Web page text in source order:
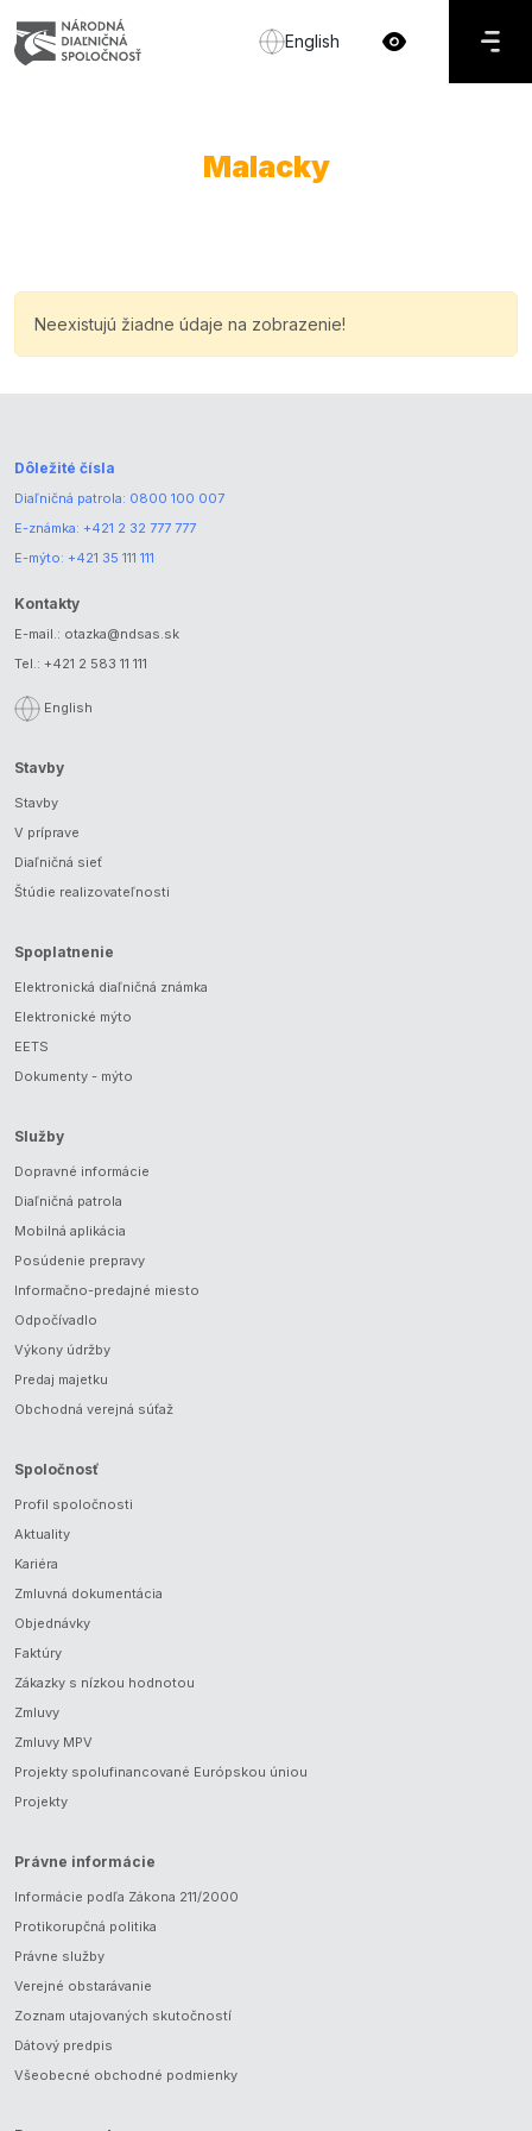
English
Malacky
Neexistujú žiadne údaje na zobrazenie!
Dôležité čísla
Diaľničná patrola: 0800 100 007
E-známka: +421 2 32 777 777
E-mýto: +421 35 111 111
Kontakty
E-mail.: otazka@ndsas.sk
Tel.: +421 2 583 11 111
English
Stavby
Stavby
V príprave
Diaľničná sieť
Štúdie realizovateľnosti
Spoplatnenie
Elektronická diaľničná známka
Elektronické mýto
EETS
Dokumenty - mýto
Služby
Dopravné informácie
Diaľničná patrola
Mobilná aplikácia
Posúdenie prepravy
Informačno-predajné miesto
Odpočívadlo
Výkony údržby
Predaj majetku
Obchodná verejná súťaž
Spoločnosť
Profil spoločnosti
Aktuality
Kariéra
Zmluvná dokumentácia
Objednávky
Faktúry
Zákazky s nízkou hodnotou
Zmluvy
Zmluvy MPV
Projekty spolufinancované Európskou úniou
Projekty
Právne informácie
Informácie podľa Zákona 211/2000
Protikorupčná politika
Právne služby
Verejné obstarávanie
Zoznam utajovaných skutočností
Dátový predpis
Všeobecné obchodné podmienky